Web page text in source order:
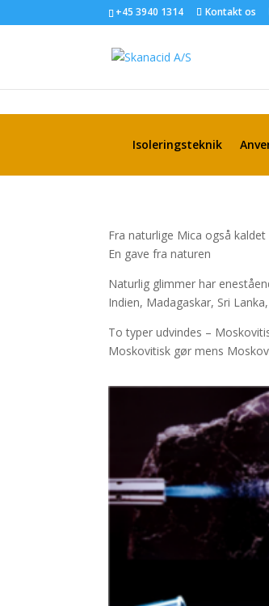
+45 3940 1314 Kontakt os
Isoleringsteknik
Fra naturlige Mica også
En gave fra naturen
Naturlig glimmer har
Indien, Madagaskar, Sri
To typer udvindes –
Moskovitisk gør mens